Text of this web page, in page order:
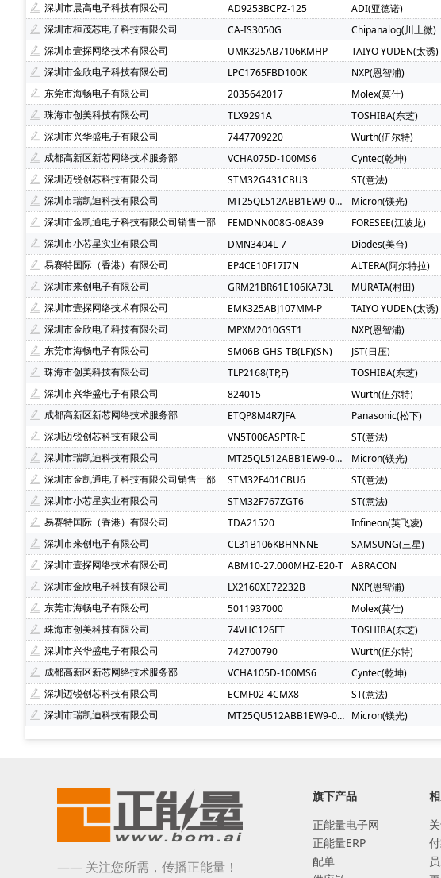
SAMSUNG(三星)(7)
BERYL(绿宝石)(7) ORIENTAL SEMI(东微)(7)
YXC(扬兴晶振)(5)
STE(松田)(5) Geehy(珠海极海)(5) ALTERA(
Wayon(上海维安)(3)
Maxlinear(迈凌)(3) Qorvo(威讯联合)(3)
Chinamobile(中移物联网)(3)
BYD(比亚迪)(3) HDSC(华大半导体)(3)
fangtek(方泰)(2)
KINETIC(芯凯)(2) Littelfuse(力特)(2)
TXC(晶技)(2)
e2v technologies(2) Astrodyne TDI Power Supplies &
Joulwatt(杰华特)(2)
SOUTHCHIP(南芯)(2) CXMT(长鑫存储)(2)
Atmel(爱特梅尔)(1)
Avago(安华高)(1) BELLING(上海贝岭)(1)
C&K Components(1)
Everest-semi(顺芯)(1) ESMT(晶豪科)(1)
INTEL(英特尔)(1)
IXYS(艾赛斯)(1) Lattice(莱迪斯)(1)
PULSE ELECTRONICS(1)
Rubycon(红宝石)(1) U-BLOX(优北罗)(1)
SOC(赛元微)(1)
Createk Micro(达晶微)(1) TONTEK(台湾通泰)(1)
Anlogic(安路科技)(1)
HEXIN(禾芯微)(1) Chipanalog(川土微)(1)
SHOU HAN(首韩)(1)
RYCHiP(蕊源)(1) Unilc(紫光国芯)(1) HT(
深圳市晨高电子科技有限公司
AD9253BCPZ-125 ADI(亚德诺)
深圳市桓茂芯电子科技有限公司
CA-IS3050G Chipanalog(川土微)
深圳市壹探网络技术有限公司
UMK325AB7106KMHP TAIYO YUDEN(太诱)
深圳市金欣电子科技有限公司
LPC1765FBD100K NXP(恩智浦)
东莞市海畅电子有限公司
2035642017 Molex(莫仕)
珠海市创美科技有限公司
TLX9291A TOSHIBA(东芝)
深圳市兴华盛电子有限公司
7447709220 Wurth(伍尔特)
成都高新区新芯网络技术服务部
VCHA075D-100MS6 Cyntec(乾坤)
深圳迈锐创芯科技有限公司
STM32G431CBU3 ST(意法)
深圳市瑞凯迪科技有限公司
MT25QL512ABB1EW9-0SIT Micron(镁光)
深圳市金凯通电子科技有限公司销售一部
FEMDNN008G-08A39 FORESEE(江波龙)
深圳市小芯星实业有限公司
DMN3404L-7 Diodes(美台)
易赛特国际（香港）有限公司
EP4CE10F17I7N ALTERA(阿尔特拉)
深圳市来创电子有限公司
GRM21BR61E106KA73L MURATA(村田)
深圳市壹探网络技术有限公司
EMK325ABJ107MM-P TAIYO YUDEN(太诱)
深圳市金欣电子科技有限公司
MPXM2010GST1 NXP(恩智浦)
东莞市海畅电子有限公司
SM06B-GHS-TB(LF)(SN) JST(日压)
珠海市创美科技有限公司
TLP2168(TP,F) TOSHIBA(东芝)
深圳市兴华盛电子有限公司
824015 Wurth(伍尔特)
成都高新区新芯网络技术服务部
ETQP8M4R7JFA Panasonic(松下)
深圳迈锐创芯科技有限公司
VN5T006ASPTR-E ST(意法)
深圳市瑞凯迪科技有限公司
MT25QL512ABB1EW9-0SIT Micron(镁光)
深圳市金凯通电子科技有限公司销售一部
STM32F401CBU6 ST(意法)
深圳市小芯星实业有限公司
STM32F767ZGT6 ST(意法)
易赛特国际（香港）有限公司
TDA21520 Infineon(英飞凌)
深圳市来创电子有限公司
CL31B106KBHNNNE SAMSUNG(三星)
深圳市壹探网络技术有限公司
ABM10-27.000MHZ-E20-T ABRACON
深圳市金欣电子科技有限公司
LX2160XE72232B NXP(恩智浦)
东莞市海畅电子有限公司
5011937000 Molex(莫仕)
珠海市创美科技有限公司
74VHC126FT TOSHIBA(东芝)
深圳市兴华盛电子有限公司
742700790 Wurth(伍尔特)
成都高新区新芯网络技术服务部
VCHA105D-100MS6 Cyntec(乾坤)
深圳迈锐创芯科技有限公司
ECMF02-4CMX8 ST(意法)
深圳市瑞凯迪科技有限公司
MT25QU512ABB1EW9-0SIT Micron(镁光)
—— 关注您所需，传播正能量！
旗下产品
正能量电子网
正能量ERP
配单